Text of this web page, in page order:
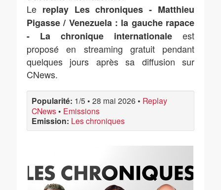
Le replay Les chroniques - Matthieu
Pigasse / Venezuela : la gauche rapace
- La chronique internationale est
proposé en streaming gratuit pendant
quelques jours après sa diffusion sur
CNews.
Popularité: 1/5 • 28 mai 2026 • Replay
CNews • Emissions
Emission: Les chroniques